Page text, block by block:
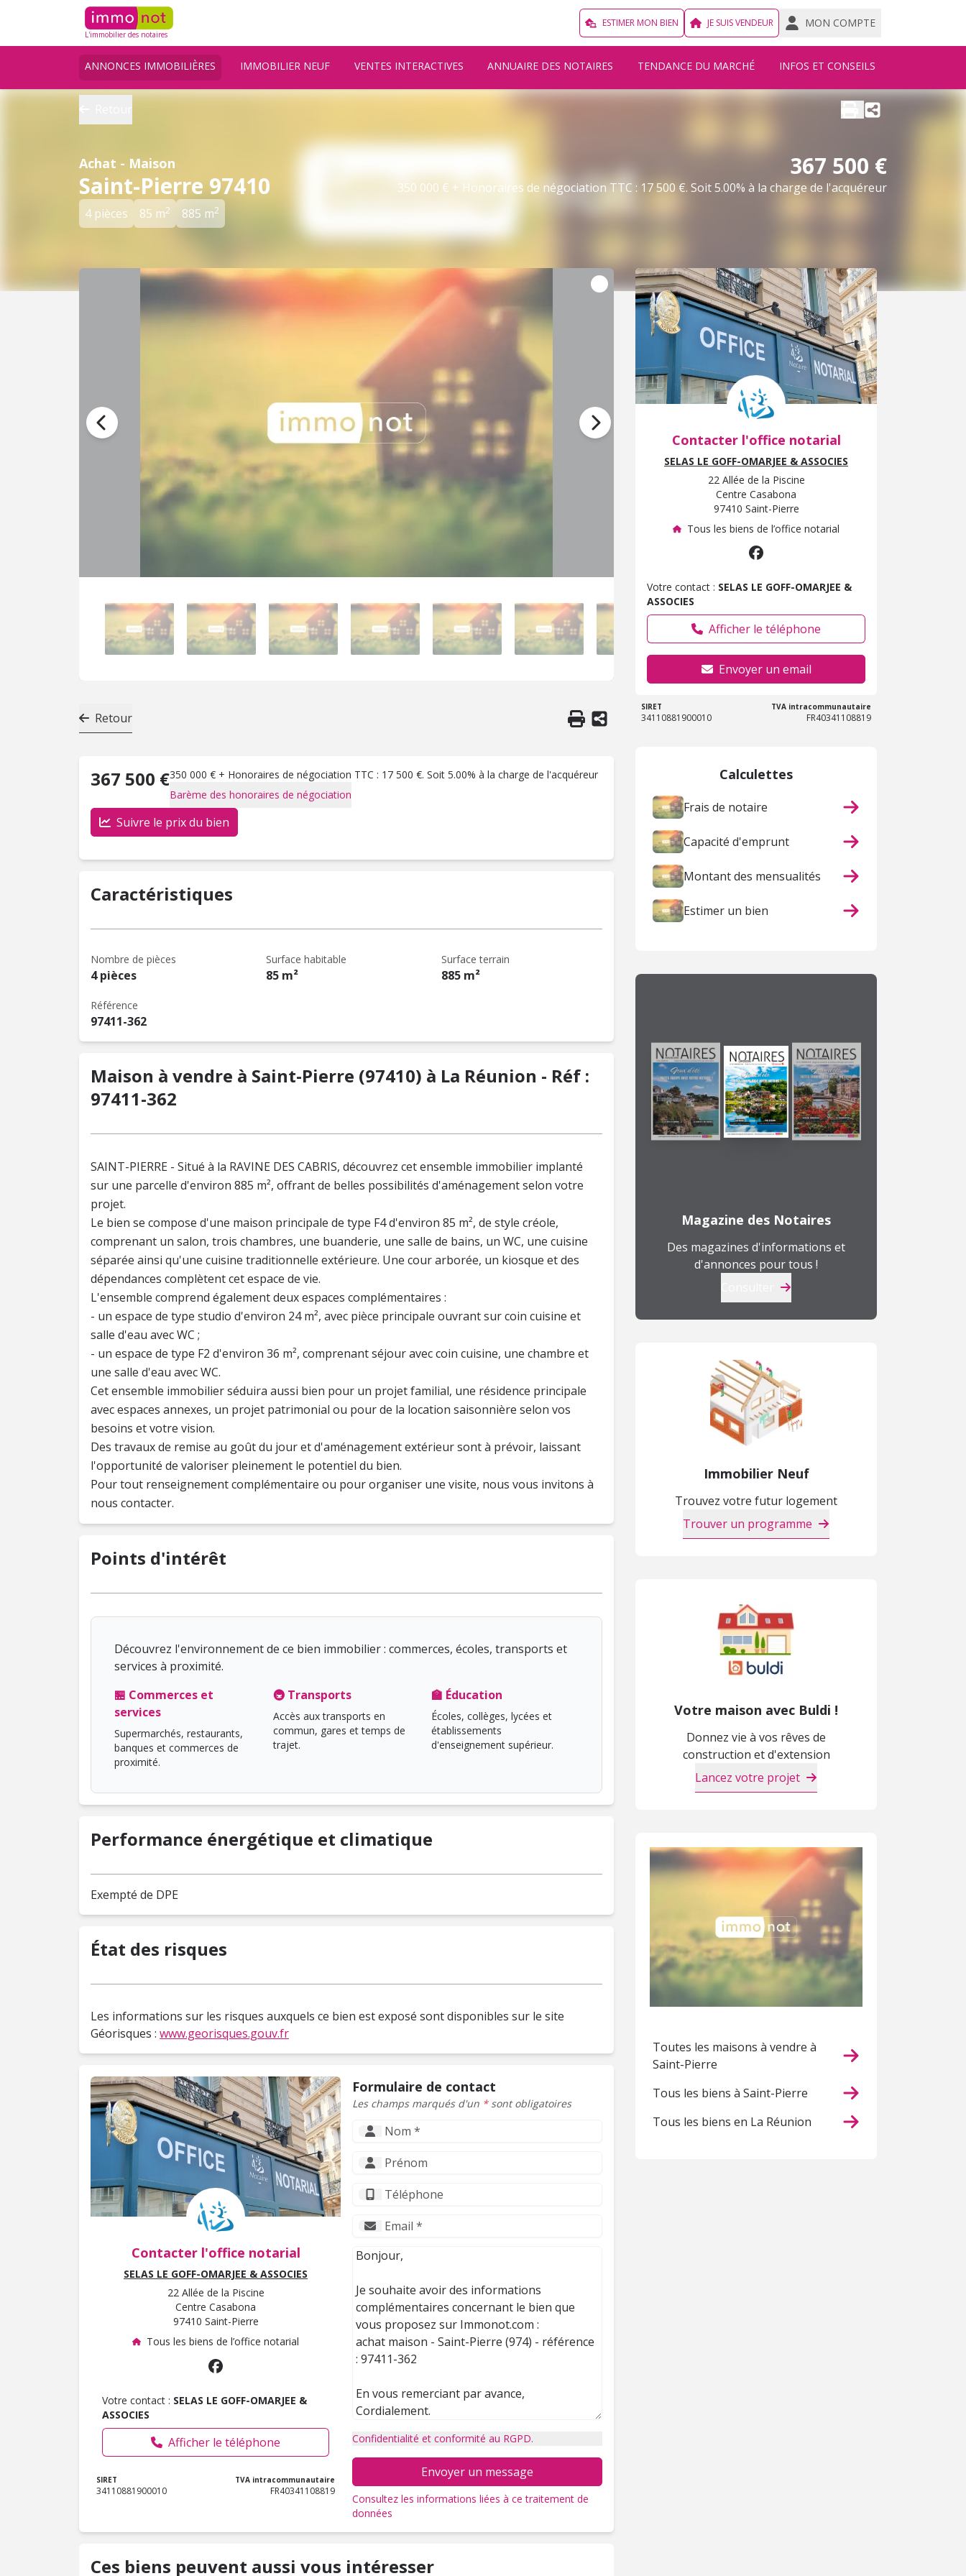
L'immobilier des notaires
ESTIMER MON BIEN JE SUIS VENDEUR MON COMPTE
ANNONCES IMMOBILIÈRES IMMOBILIER NEUF VENTES INTERACTIVES ANNUAIRE DES NOTAIRES TENDANCE DU MARCHÉ INFOS ET CONSEILS
Achat - Maison
Saint-Pierre 97410
4 pièces 85 m2 885 m2
367 500 €
350 000 € + Honoraires de négociation TTC : 17 500 €. Soit 5.00% à la charge de l'acquéreur
Retour
367 500 €350 000 € + Honoraires de négociation TTC : 17 500 €. Soit 5.00% à la charge de l'acquéreur
Barème des honoraires de négociation
Suivre le prix du bien
Caractéristiques
Nombre de pièces
4 pièces
Surface habitable
85 m²
Surface terrain
885 m²
Référence
97411-362
Maison à vendre à Saint-Pierre (97410) à La Réunion - Réf :
97411-362
SAINT-PIERRE - Situé à la RAVINE DES CABRIS, découvrez cet ensemble immobilier implanté
sur une parcelle d'environ 885 m², offrant de belles possibilités d'aménagement selon votre
projet.
Le bien se compose d'une maison principale de type F4 d'environ 85 m², de style créole,
comprenant un salon, trois chambres, une buanderie, une salle de bains, un WC, une cuisine
séparée ainsi qu'une cuisine traditionnelle extérieure. Une cour arborée, un kiosque et des
dépendances complètent cet espace de vie.
L'ensemble comprend également deux espaces complémentaires :
- un espace de type studio d'environ 24 m², avec pièce principale ouvrant sur coin cuisine et
salle d'eau avec WC ;
- un espace de type F2 d'environ 36 m², comprenant séjour avec coin cuisine, une chambre et
une salle d'eau avec WC.
Cet ensemble immobilier séduira aussi bien pour un projet familial, une résidence principale
avec espaces annexes, un projet patrimonial ou pour de la location saisonnière selon vos
besoins et votre vision.
Des travaux de remise au goût du jour et d'aménagement extérieur sont à prévoir, laissant
l'opportunité de valoriser pleinement le potentiel du bien.
Pour tout renseignement complémentaire ou pour organiser une visite, nous vous invitons à
nous contacter.
Points d'intérêt
Découvrez l'environnement de ce bien immobilier : commerces, écoles, transports et
services à proximité.
🏪 Commerces et
services
Supermarchés, restaurants,
banques et commerces de
proximité.
🚇 Transports
Accès aux transports en
commun, gares et temps de
trajet.
🏫 Éducation
Écoles, collèges, lycées et
établissements
d'enseignement supérieur.
Performance énergétique et climatique
Exempté de DPE
État des risques
Les informations sur les risques auxquels ce bien est exposé sont disponibles sur le site
Géorisques : www.georisques.gouv.fr
Contacter l'office notarial
SELAS LE GOFF-OMARJEE & ASSOCIES
22 Allée de la Piscine
Centre Casabona
97410 Saint-Pierre
Tous les biens de l’office notarial
Votre contact : SELAS LE GOFF-OMARJEE &
ASSOCIES
Afficher le téléphone
SIRET
34110881900010
TVA intracommunautaire
FR40341108819
Formulaire de contact
Les champs marqués d'un *sont obligatoires
Confidentialité et conformité au RGPD.
Envoyer un message
Consultez les informations liées à ce traitement de
données
Ces biens peuvent aussi vous intéresser
Contacter l'office notarial
SELAS LE GOFF-OMARJEE & ASSOCIES
22 Allée de la Piscine
Centre Casabona
97410 Saint-Pierre
Tous les biens de l’office notarial
Votre contact : SELAS LE GOFF-OMARJEE &
ASSOCIES
Afficher le téléphone
Envoyer un email
SIRET
34110881900010
TVA intracommunautaire
FR40341108819
Calculettes
Frais de notaire
Capacité d'emprunt
Montant des mensualités
Estimer un bien
Magazine des Notaires
Des magazines d'informations et
d'annonces pour tous !
Immobilier Neuf
Trouvez votre futur logement
Trouver un programme
Votre maison avec Buldi !
Donnez vie à vos rêves de
construction et d'extension
Lancez votre projet
Toutes les maisons à vendre à
Saint-Pierre
Tous les biens à Saint-Pierre
Tous les biens en La Réunion